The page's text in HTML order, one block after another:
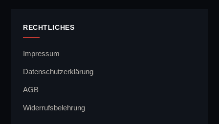
RECHTLICHES
Impressum
Datenschutzerklärung
AGB
Widerrufsbelehrung